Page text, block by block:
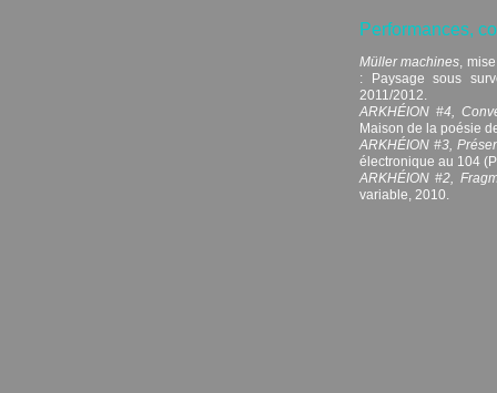
Performances,
Müller machines ,
: Paysage sous
2011/2012.
ARKHÉION #4,
Maison de la poésie
ARKHÉION #3,
électronique au 104
ARKHÉION #2,
variable, 2010.